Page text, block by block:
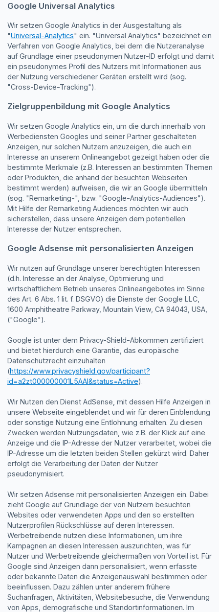
Google Universal Analytics
Wir setzen Google Analytics in der Ausgestaltung als
"Universal-Analytics" ein. "Universal Analytics" bezeichnet ein
Verfahren von Google Analytics, bei dem die Nutzeranalyse
auf Grundlage einer pseudonymen Nutzer-ID erfolgt und damit
ein pseudonymes Profil des Nutzers mit Informationen aus
der Nutzung verschiedener Geräten erstellt wird (sog.
"Cross-Device-Tracking").
Zielgruppenbildung mit Google Analytics
Wir setzen Google Analytics ein, um die durch innerhalb von
Werbediensten Googles und seiner Partner geschalteten
Anzeigen, nur solchen Nutzern anzuzeigen, die auch ein
Interesse an unserem Onlineangebot gezeigt haben oder die
bestimmte Merkmale (z.B. Interessen an bestimmten Themen
oder Produkten, die anhand der besuchten Webseiten
bestimmt werden) aufweisen, die wir an Google übermitteln
(sog. "Remarketing-", bzw. "Google-Analytics-Audiences").
Mit Hilfe der Remarketing Audiences möchten wir auch
sicherstellen, dass unsere Anzeigen dem potentiellen
Interesse der Nutzer entsprechen.
Google Adsense mit personalisierten Anzeigen
Wir nutzen auf Grundlage unserer berechtigten Interessen
(d.h. Interesse an der Analyse, Optimierung und
wirtschaftlichem Betrieb unseres Onlineangebotes im Sinne
des Art. 6 Abs. 1 lit. f. DSGVO) die Dienste der Google LLC,
1600 Amphitheatre Parkway, Mountain View, CA 94043, USA,
("Google").
Google ist unter dem Privacy-Shield-Abkommen zertifiziert
und bietet hierdurch eine Garantie, das europäische
Datenschutzrecht einzuhalten
(https://www.privacyshield.gov/participant?
id=a2zt000000001L5AAI&status=Active).
Wir Nutzen den Dienst AdSense, mit dessen Hilfe Anzeigen in
unsere Webseite eingeblendet und wir für deren Einblendung
oder sonstige Nutzung eine Entlohnung erhalten. Zu diesen
Zwecken werden Nutzungsdaten, wie z.B. der Klick auf eine
Anzeige und die IP-Adresse der Nutzer verarbeitet, wobei die
IP-Adresse um die letzten beiden Stellen gekürzt wird. Daher
erfolgt die Verarbeitung der Daten der Nutzer
pseudonymisiert.
Wir setzen Adsense mit personalisierten Anzeigen ein. Dabei
zieht Google auf Grundlage der von Nutzern besuchten
Websites oder verwendeten Apps und den so erstellten
Nutzerprofilen Rückschlüsse auf deren Interessen.
Werbetreibende nutzen diese Informationen, um ihre
Kampagnen an diesen Interessen auszurichten, was für
Nutzer und Werbetreibende gleichermaßen von Vorteil ist. Für
Google sind Anzeigen dann personalisiert, wenn erfasste
oder bekannte Daten die Anzeigenauswahl bestimmen oder
beeinflussen. Dazu zählen unter anderem frühere
Suchanfragen, Aktivitäten, Websitebesuche, die Verwendung
von Apps, demografische und Standortinformationen. Im